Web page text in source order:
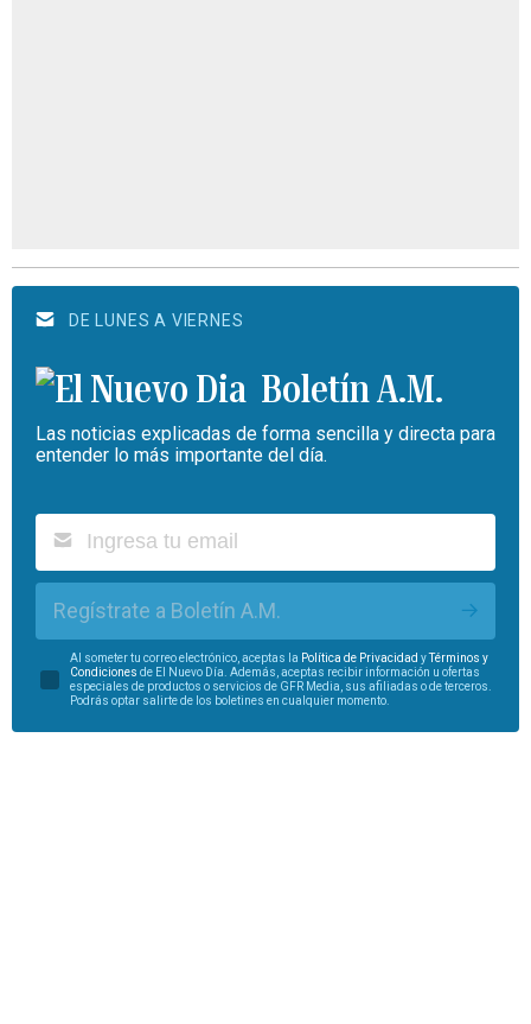
DE LUNES A VIERNES
Boletín A.M.
Las noticias explicadas de forma sencilla y directa para
entender lo más importante del día.
Regístrate a Boletín A.M.
Al someter tu correo electrónico, aceptas la Política de Privacidad yTérminos y
Condiciones de El Nuevo Día. Además, aceptas recibir información u ofertas
especiales de productos o servicios de GFR Media, sus afiliadas o de terceros.
Podrás optar salirte de los boletines en cualquier momento.